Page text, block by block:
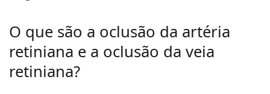
O que são a oclusão da artéria
retiniana e a oclusão da veia
retiniana?